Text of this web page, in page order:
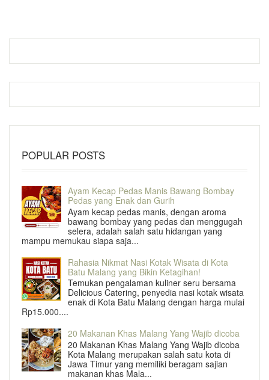
POPULAR POSTS
Ayam Kecap Pedas Manis Bawang Bombay
Pedas yang Enak dan Gurih
Ayam kecap pedas manis, dengan aroma
bawang bombay yang pedas dan menggugah
selera, adalah salah satu hidangan yang
mampu memukau siapa saja...
Rahasia Nikmat Nasi Kotak Wisata di Kota
Batu Malang yang Bikin Ketagihan!
Temukan pengalaman kuliner seru bersama
Delicious Catering, penyedia nasi kotak wisata
enak di Kota Batu Malang dengan harga mulai
Rp15.000....
20 Makanan Khas Malang Yang Wajib dicoba
20 Makanan Khas Malang Yang Wajib dicoba
Kota Malang merupakan salah satu kota di
Jawa Timur yang memiliki beragam sajian
makanan khas Mala...